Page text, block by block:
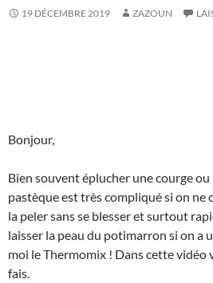
19 DÉCEMBRE 2019 ZAZOUN
Bonjour,
Bien souvent éplucher une courge
pastèque est très compliqué si on ne
la peler sans se blesser et surtout
laisser la peau du potimarron si on a
moi le Thermomix ! Dans cette vidéo
fais.